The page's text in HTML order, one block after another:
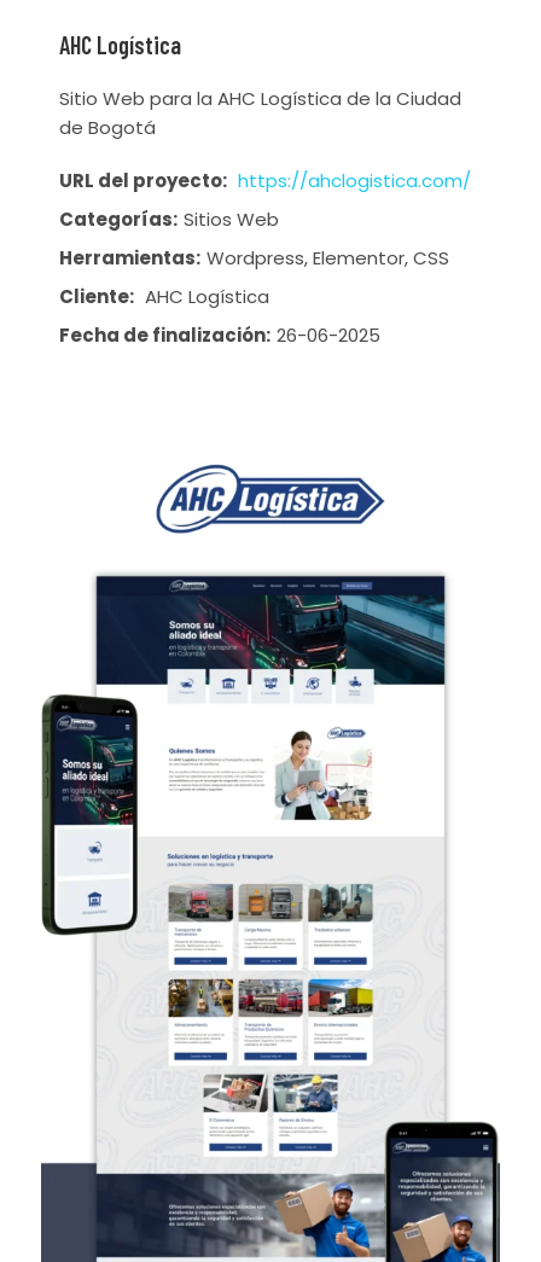
AHC Logística
Sitio Web para la AHC Logística de la Ciudad
de Bogotá
URL del proyecto: https://ahclogistica.com/
Categorías: Sitios Web
Herramientas: Wordpress, Elementor, CSS
Cliente: AHC Logística
Fecha de finalización: 26-06-2025